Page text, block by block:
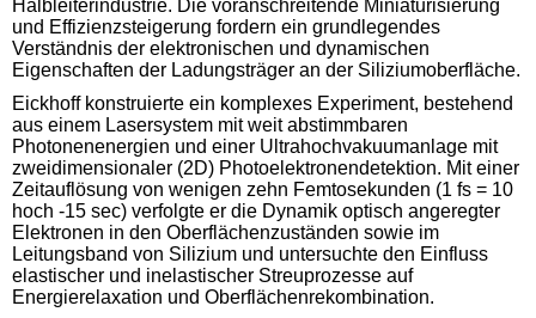
Halbleiterindustrie. Die voranschreitende Miniaturisierung
und Effizienzsteigerung fordern ein grundlegendes
Verständnis der elektronischen und dynamischen
Eigenschaften der Ladungsträger an der Siliziumoberfläche.
Eickhoff konstruierte ein komplexes Experiment, bestehend
aus einem Lasersystem mit weit abstimmbaren
Photonenenergien und einer Ultrahochvakuumanlage mit
zweidimensionaler (2D) Photoelektronendetektion. Mit einer
Zeitauflösung von wenigen zehn Femtosekunden (1 fs = 10
hoch -15 sec) verfolgte er die Dynamik optisch angeregter
Elektronen in den Oberflächenzuständen sowie im
Leitungsband von Silizium und untersuchte den Einfluss
elastischer und inelastischer Streuprozesse auf
Energierelaxation und Oberflächenrekombination.